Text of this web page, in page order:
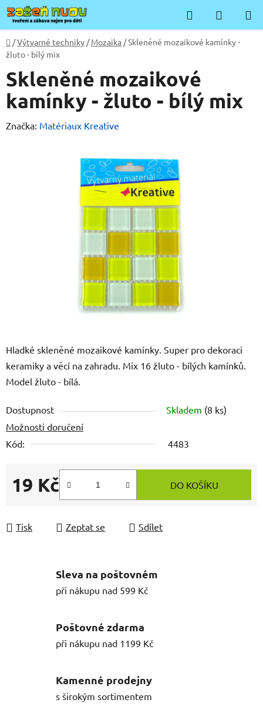
Přejít
na
obsah
Hledat
KOŠÍK
Domů
/Výtvarné techniky / Mozaika /Skleněné mozaikové kamínky -
žluto - bílý mix
Hladké skleněné mozaikové kamínky. Super pro dekoraci
keramiky a věcí na zahradu. Mix 16 žluto - bílých kamínků.
Model žluto - bílá.
Dostupnost Skladem (8 ks)
Možnosti doručení
Kód:
4483
19 Kč
Měrná cena:
DO KOŠÍKU
Tisk Zeptat se Sdílet
Skleněné mozaikové
kamínky - žluto - bílý mix
Značka: Matériaux Kreative
Sleva na poštovném
při nákupu nad 599 Kč
Poštovné zdarma
při nákupu nad 1199 Kč
Kamenné prodejny
s širokým sortimentem